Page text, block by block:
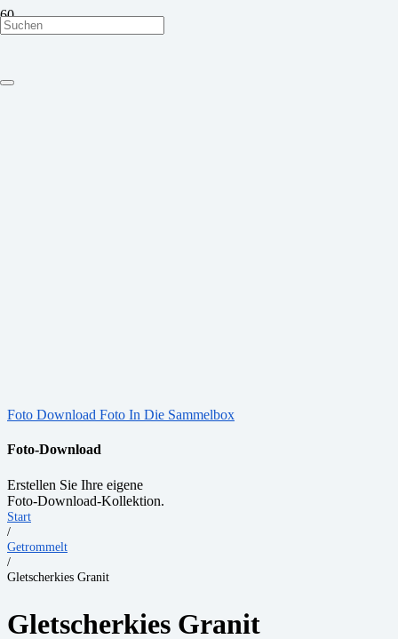
Foto Download Foto In Die Sammelbox
Foto-Download
Erstellen Sie Ihre eigene
Foto-Download-Kollektion.
Start
/
Getrommelt
/
Gletscherkies Granit
Gletscherkies Granit